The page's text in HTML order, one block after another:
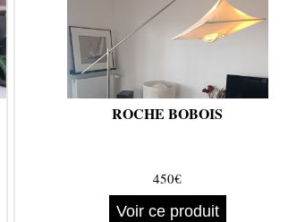
ROCHE BOBOIS
450€
Voir ce produit